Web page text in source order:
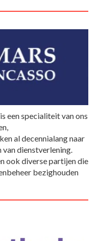
een specialiteit van ons
al decennialang naar
dienstverlening.
ook diverse partijen die
bezighouden